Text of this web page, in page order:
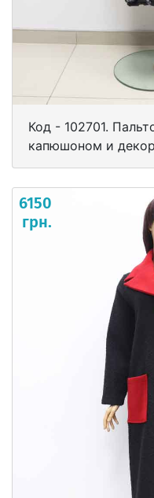
Код - 102701.
капюшоном и
6150
грн.